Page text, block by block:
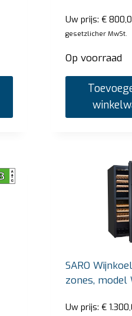
Uw prijs: €
gesetzlicher MwSt.
Op voorraad
SARO
zones, model
Uw prijs: €